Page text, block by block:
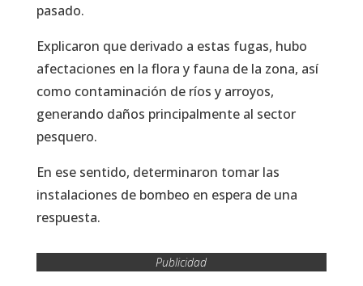
pasado.
Explicaron que derivado a estas fugas, hubo
afectaciones en la flora y fauna de la zona, así
como contaminación de ríos y arroyos,
generando daños principalmente al sector
pesquero.
En ese sentido, determinaron tomar las
instalaciones de bombeo en espera de una
respuesta.
Publicidad